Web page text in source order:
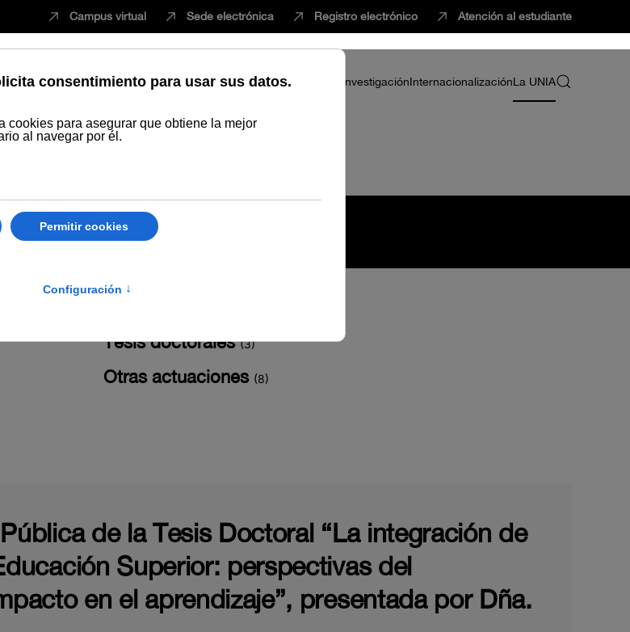
Campus virtual Sede electrónica Registro electrónico Atención al estudiante
EstudiarInnovaciónVida universitariaProfesorado InvestigaciónInternacionalizaciónLa UNIA
Tesis doctorales(3)
Otras actuaciones (8)
de la Tesis Doctoral “La integración de
Superior: perspectivas del
en el aprendizaje”, presentada por Dña.